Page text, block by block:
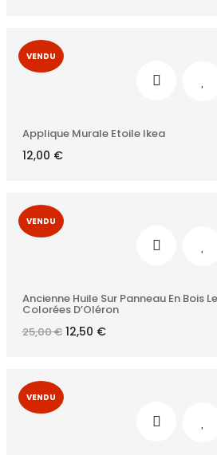
VENDU
Applique Murale Etoile Ikea
12,00 €
VENDU
Ancienne Huile Sur Panneau En Bois
Colorées D’Oléron
25,00€ Le
prix
12,50 €Le
prix
VENDU